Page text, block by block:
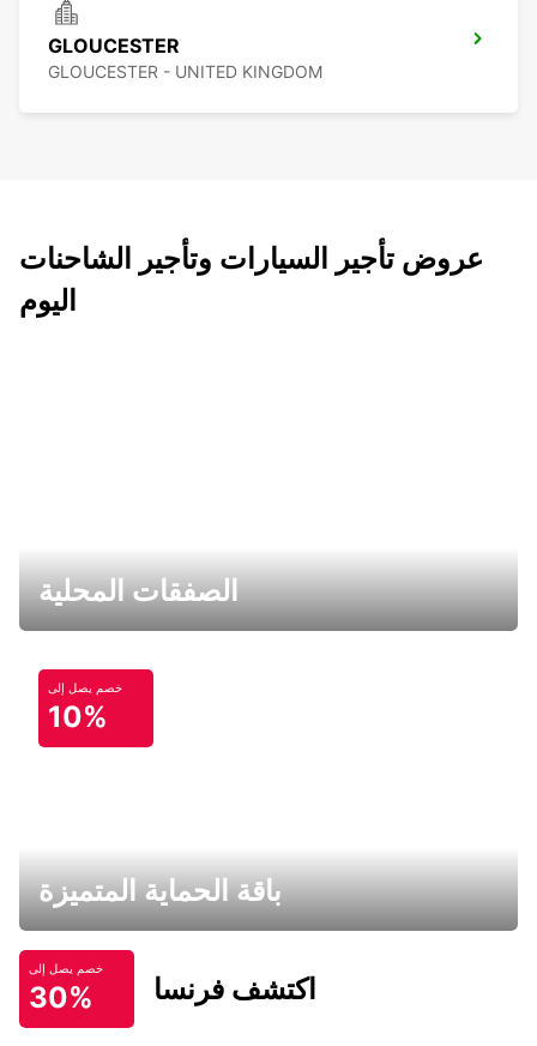
GLOUCESTER
GLOUCESTER - UNITED KINGDOM
عروض تأجير السيارات وتأجير الشاحنات
اليوم
الصفقات المحلية
خصم يصل إلى
10%
باقة الحماية المتميزة
خصم يصل إلى
30% اكتشف فرنسا